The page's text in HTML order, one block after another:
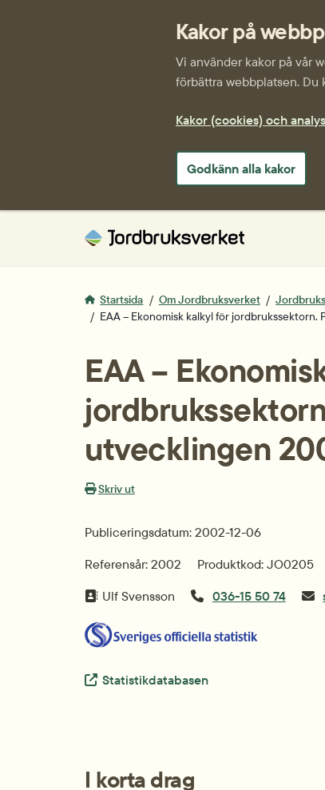
Kakor på
Vi använder kakor på vår
förbättra webbplatsen. Du
Kakor (cookies) och
Godkänn alla kakor
Startsida Om Jordbruksverket
EAA – Ekonomisk kalkyl för
EAA –
utvecklingen
Skriv ut
Publiceringsdatum: 2002-12-06
Referensår: 2002
Produktkod: JO0205
Ulf Svensson
036-15 50 74
Extern länk.
Statistikdatabasen
I korta drag